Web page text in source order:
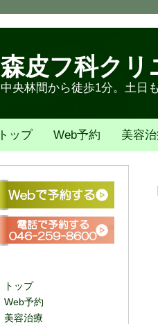
森皮フ科クリ
中央林間から徒歩1分。土日
トップ Web予約 美容
トップ
Web予約
美容治療